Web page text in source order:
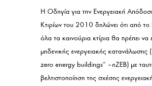
Η Οδηγία για την Ενεργειακή
Κτιρίων του 2010 δηλώνει ότι από
όλα τα καινούρια κτίρια θα πρέπει να
μηδενικής ενεργειακής κατανάλωσης
zero energy buildings” – nZEB) με
βελτιστοποίηση της σχέσης